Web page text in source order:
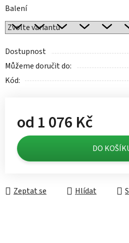
Balení
Dostupnost
Můžeme doručit do:
Kód:
od 1 076 Kč
Měrná cena:
DO
Zeptat se Hlídat